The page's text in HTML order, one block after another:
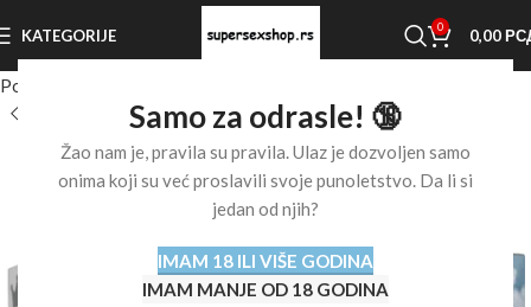
Samo za odrasle! 🔞
Žao nam je, pravila su pravila. Ulaz je dozvoljen samo
onima koji su već proslavili svoje punoletstvo. Da li si
jedan od njih?
IMAM 18 ILI VIŠE GODINA
IMAM MANJE OD 18 GODINA
KATEGORIJE 0 0,00
Početna stranica